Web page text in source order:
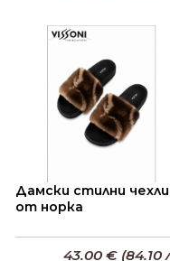
Добави в кошницата
Дамски стилни чехли
от норка
43.00 € (84.10